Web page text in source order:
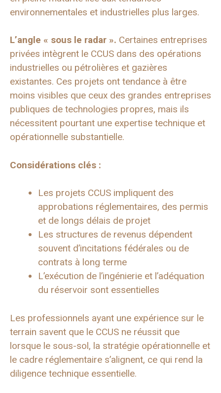
environnementales et industrielles plus larges.
L’angle « sous le radar ». Certaines entreprises
privées intègrent le CCUS dans des opérations
industrielles ou pétrolières et gazières
existantes. Ces projets ont tendance à être
moins visibles que ceux des grandes entreprises
publiques de technologies propres, mais ils
nécessitent pourtant une expertise technique et
opérationnelle substantielle.
Considérations clés :
Les projets CCUS impliquent des
approbations réglementaires, des permis
et de longs délais de projet
Les structures de revenus dépendent
souvent d’incitations fédérales ou de
contrats à long terme
L’exécution de l’ingénierie et l’adéquation
du réservoir sont essentielles
Les professionnels ayant une expérience sur le
terrain savent que le CCUS ne réussit que
lorsque le sous-sol, la stratégie opérationnelle et
le cadre réglementaire s’alignent, ce qui rend la
diligence technique essentielle.